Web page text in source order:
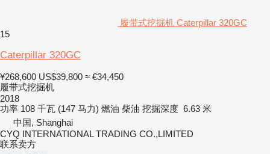
履带式挖掘机 Caterpillar 320GC
15
Caterpillar 320GC
¥268,600 US$39,800 ≈ €34,450
履带式挖掘机
2018
功率 108 千瓦 (147 马力) 燃油 柴油 挖掘深度 6.63 米
中国, Shanghai
CYQ INTERNATIONAL TRADING CO.,LIMITED
联系卖方